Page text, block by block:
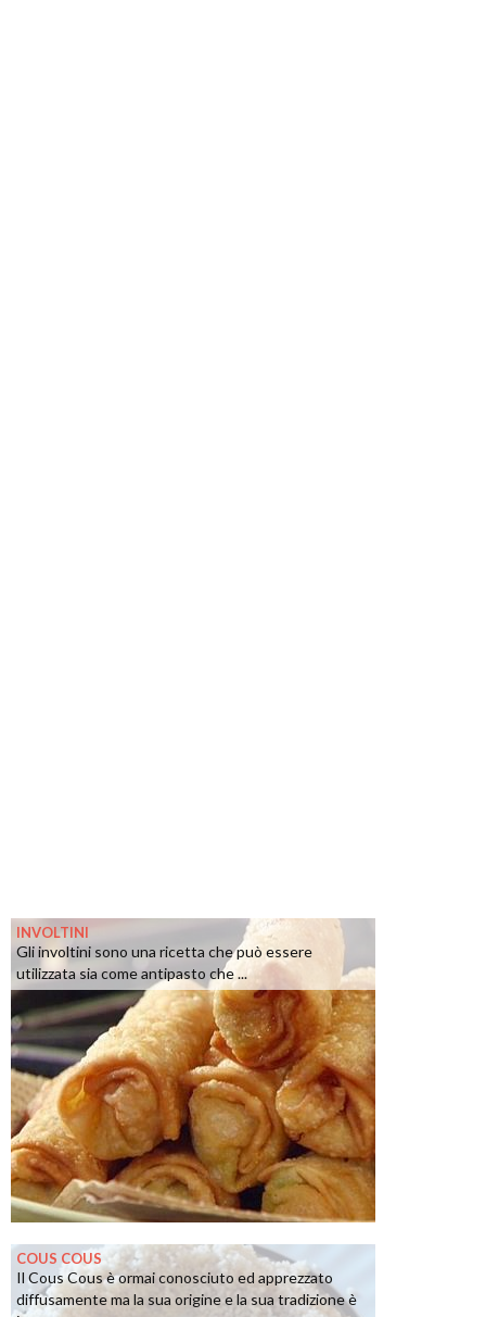
INVOLTINI
Gli involtini sono una ricetta che può essere
utilizzata sia come antipasto che ...
COUS COUS
Il Cous Cous è ormai conosciuto ed apprezzato
diffusamente ma la sua origine e la sua tradizione è